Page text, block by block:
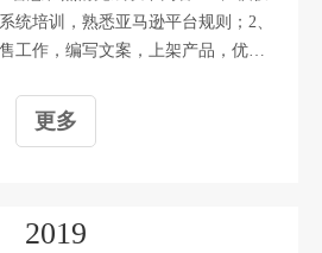
统培训，熟悉亚马逊平台规则；2、
工作，编写文案，上架产品，优化
作；4、分析竞争对手，以及市场动
；5、完成上级临时安排的工作任
责任心强遵守职业原则和操守；5、
更多
2019